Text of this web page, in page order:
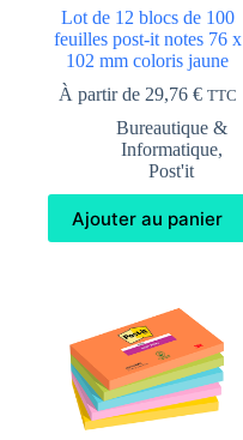
Lot de 12 blocs de 100
feuilles post-it notes 76 x
102 mm coloris jaune
À partir de 29,76 € TTC
Bureautique &
Informatique,
Post'it
Ajouter au panier